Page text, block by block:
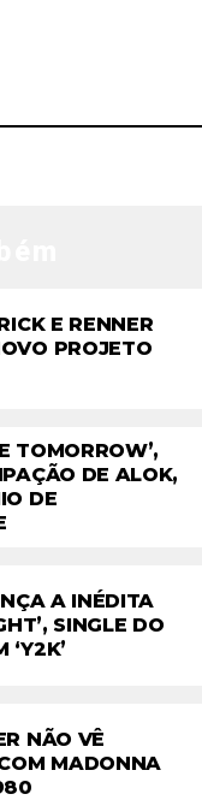
E RENNER
PROJETO
TOMORROW’,
DE ALOK,
DE
A INÉDITA
SINGLE DO
‘Y2K’
NÃO VÊ
MADONNA